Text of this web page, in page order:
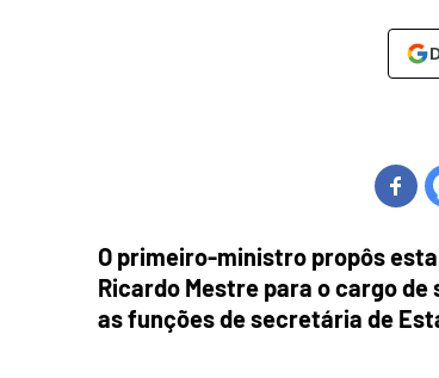
O primeiro-ministro propôs
Ricardo Mestre para o cargo
as funções de secretária de